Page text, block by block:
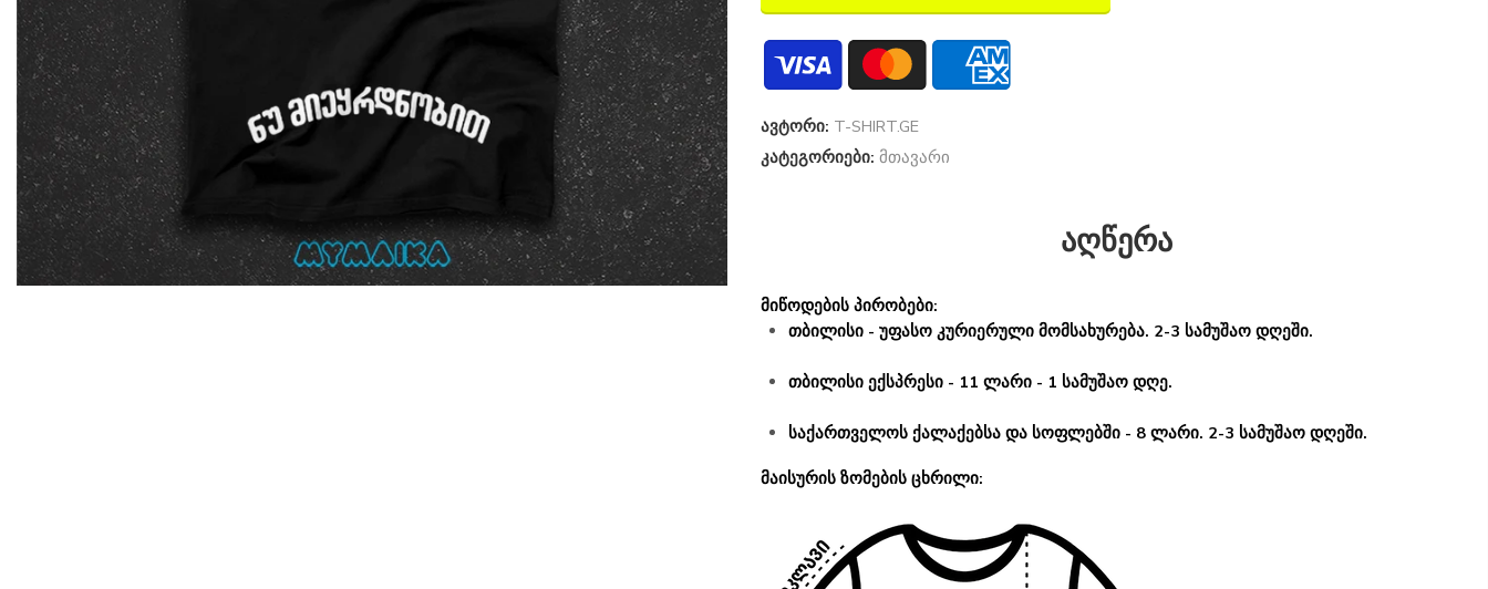
ავტორი: T-SHIRT.GE
კატეგორიები: მთავარი
აღწერა
მიწოდების პირობები:
თბილისი - უფასო კურიერული მომსახურება. 2-3 სამუშაო დღეში.
თბილისი ექსპრესი - 11 ლარი - 1 სამუშაო დღე.
საქართველოს ქალაქებსა და სოფლებში - 8 ლარი. 2-3 სამუშაო დღეში.
მაისურის ზომების ცხრილი: